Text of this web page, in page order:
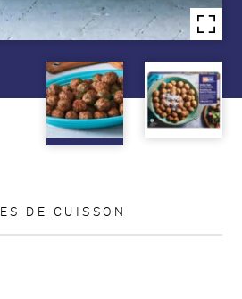
DE CUISSON